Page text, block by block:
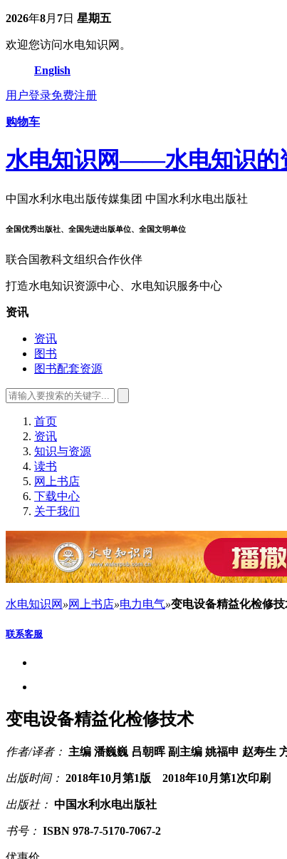
2026年8月 7日 星期五
欢迎您访问水电知识网。
English
用户登录免费注册
购物车
水电知识网——水电知识的
中国水利水电出版传媒集团 中国水利水电出版社
全国优秀出版社、全国先进出版单位、全国文明单位
联合国教科文组织合作伙伴
打造水电知识资源中心、水电知识服务中心
资讯
资讯
图书
图书配套资源
首页
资讯
知识与资源
读书
网上书店
下载中心
关于我们
水电知识网 »网上书店»电力电气»变电设备精益化检修技
联系客服
变电设备精益化检修技术
作者/译者： 主编 潘巍巍 吕朝晖 副主编 姚福申 赵寿生
出版时间： 2018年10月第1版 2018年10月第1次印刷
出版社： 中国水利水电出版社
书号： ISBN 978-7-5170-7067-2